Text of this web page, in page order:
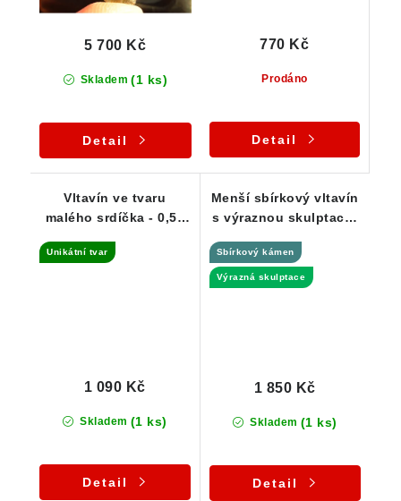
Skladem (1 ks)
5 700 Kč
Detail
Prodáno
770 Kč
Detail
Vltavín ve tvaru
malého srdíčka - 0,52
Unikátní tvar
Skladem (1 ks)
1 090 Kč
Detail
Menší sbírkový vltavín
s výraznou skulptací -
Sbírkový kámen
Výrazná skulptace
Skladem (1 ks)
1 850 Kč
Detail